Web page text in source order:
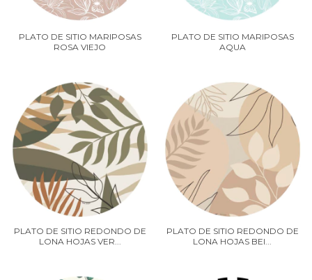
PLATO DE SITIO MARIPOSAS
ROSA VIEJO
PLATO DE SITIO MARIPOSAS
AQUA
PLATO DE SITIO REDONDO DE
LONA HOJAS VER...
PLATO DE SITIO REDONDO DE
LONA HOJAS BEI...